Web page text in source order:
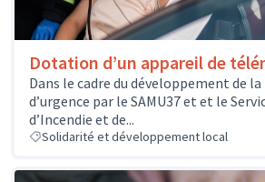
Dotation d’un appareil de
Dans le cadre du développement de
d’urgence par le SAMU37 et et le
d’Incendie et de...
Solidarité et développement local